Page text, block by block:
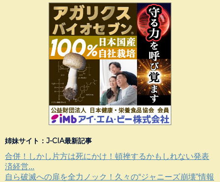
姉妹サイト：J-CIA最新記事
合併！しかし片方は死にかけ！頓挫するかもしれない発表
済経営...
自ら破滅への扉を全力ノック！久々の“ジャニーズ崩壊”情報